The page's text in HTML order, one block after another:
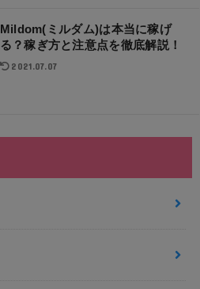
Mildom(ミルダム)は本当に稼げ
る？稼ぎ方と注意点を徹底解説！
2021.07.07